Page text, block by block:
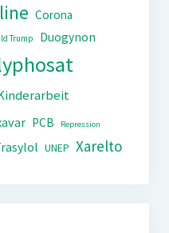
Corona
Trump
Duogynon
PCB Repression
UNEP Xarelto